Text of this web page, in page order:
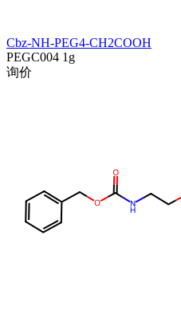
Cbz-NH-PEG4-CH2COOH
PEGC004 1g
询价